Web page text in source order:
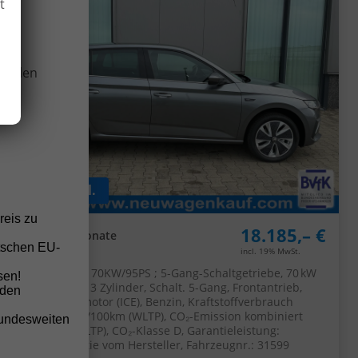
: 4 - 5 Monate 18.185,– €
incl. 19% MwSt.
ab 141,– € mtl.
5-türig, 1.0 TSI ; 70KW/95PS ; 5-Gang-Schaltgetriebe, 70 kW
(95 PS), 999 cm³, 3 Zylinder, Schalt. 5-Gang, Frontantrieb,
Verbrennungsmotor (ICE), Benzin, Kraftstoffverbrauch
kombiniert 5,5 l/100km (WLTP), CO₂-Emission kombiniert
125.00 g/km (WLTP), CO₂-Klasse D, Garantieleistung:
Fahrzeuggarantie vom Hersteller, Fahrzeugnr.: 31599
zu
EU-